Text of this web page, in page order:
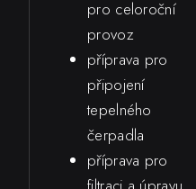
pro celoroční
provoz
příprava pro
připojení
tepelného
čerpadla
příprava pro